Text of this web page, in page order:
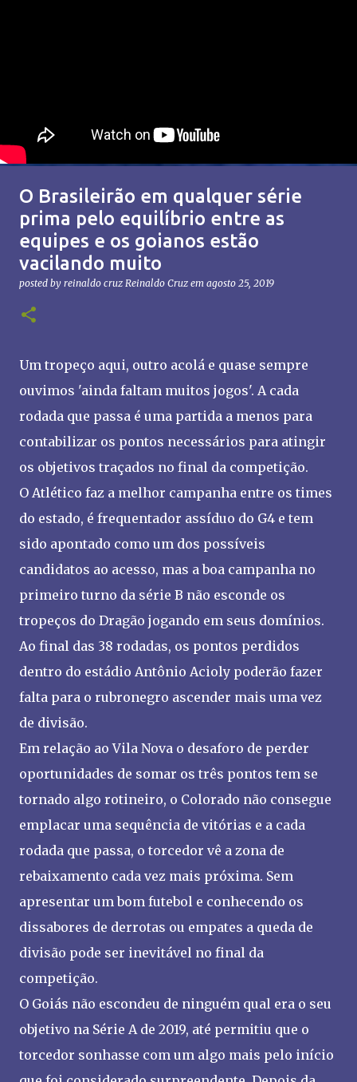
O Brasileirão em qualquer série
prima pelo equilíbrio entre as
equipes e os goianos estão
vacilando muito
posted by reinaldo cruz Reinaldo Cruz em agosto 25, 2019
Um tropeço aqui, outro acolá e quase sempre
ouvimos 'ainda faltam muitos jogos'. A cada
rodada que passa é uma partida a menos para
contabilizar os pontos necessários para atingir
os objetivos traçados no final da competição.
O Atlético faz a melhor campanha entre os times
do estado, é frequentador assíduo do G4 e tem
sido apontado como um dos possíveis
candidatos ao acesso, mas a boa campanha no
primeiro turno da série B não esconde os
tropeços do Dragão jogando em seus domínios.
Ao final das 38 rodadas, os pontos perdidos
dentro do estádio Antônio Acioly poderão fazer
falta para o rubronegro ascender mais uma vez
de divisão.
Em relação ao Vila Nova o desaforo de perder
oportunidades de somar os três pontos tem se
tornado algo rotineiro, o Colorado não consegue
emplacar uma sequência de vitórias e a cada
rodada que passa, o torcedor vê a zona de
rebaixamento cada vez mais próxima. Sem
apresentar um bom futebol e conhecendo os
dissabores de derrotas ou empates a queda de
divisão pode ser inevitável no final da
competição.
O Goiás não escondeu de ninguém qual era o seu
objetivo na Série A de 2019, até permitiu que o
torcedor sonhasse com um algo mais pelo início